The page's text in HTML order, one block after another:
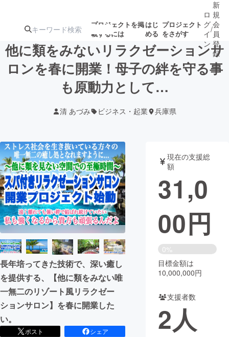
プロジェクトを掲
載するには
はじ
める
プロジェクト
をさがす
注目のリ
注目の新着プロ募集終了が近いプ
テクノロジー・ガジェット
映像・映画 書籍・雑誌
ビジネス・起業 チャレンジ
まちづくり・地域活性化
CAMPFIRE for Social Good
CAMPFIRE Creation
CAMPFIREふるさと納税
コミュニティ
ロ
グ
イ
ン
/
新
規
会
員
登
録
他に類をみないリラクゼーションサ
ロンを春に開業！母子の絆を守る事
も原動力として…
清 あづみ ビジネス・起業 兵庫県
長年培ってきた技術で、深い癒し
を提供する、【他に類をみない唯
一無二のリゾート風リラクゼー
ションサロン】を春に開業した
い。
ポスト
シェア
現在の支援総
額
31,0
00円
0%
目標金額は
10,000,000円
支援者数
2人